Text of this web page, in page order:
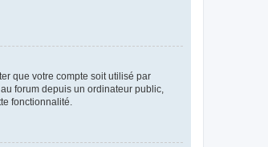
que votre compte soit utilisé par
forum depuis un ordinateur public,
fonctionnalité.